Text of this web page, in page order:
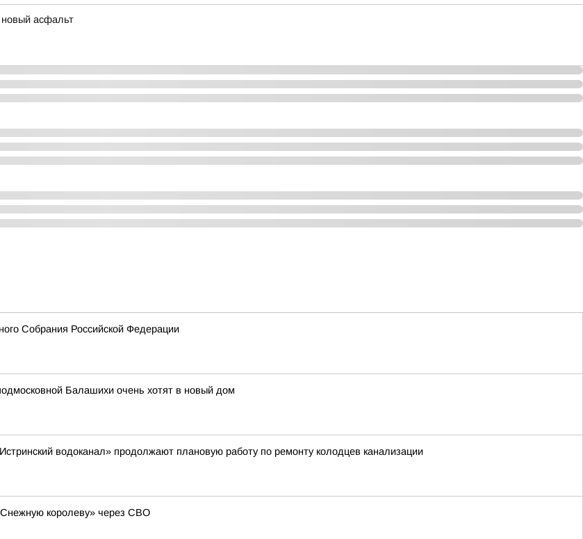
асфальт
Собрания Российской Федерации
Балашихи очень хотят в новый дом
водоканал» продолжают плановую работу по ремонту колодцев канализации
королеву» через СВО